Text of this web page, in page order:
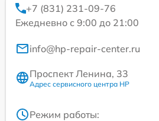
+7 (831) 231-09-76
Ежедневно с 9:00 до 21:00
info@hp-repair-center.ru
Проспект Ленина, 33
Адрес сервисного центра HP
Режим работы: